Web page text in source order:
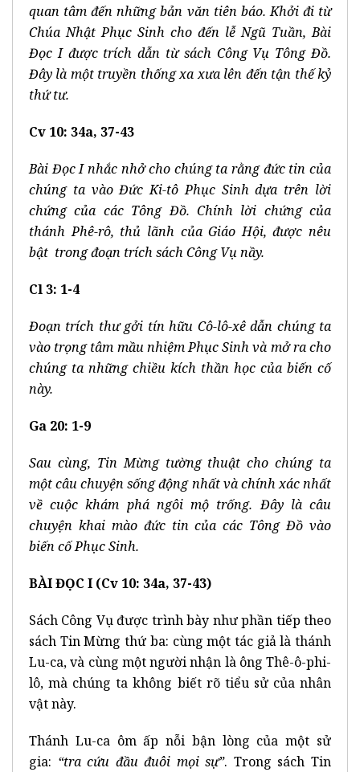
quan tâm đến những bản văn tiên báo. Khởi đi từ
Chúa Nhật Phục Sinh cho đến lễ Ngũ Tuần, Bài
Đọc I được trích dẫn từ sách Công Vụ Tông Đồ.
Đây là một truyền thống xa xưa lên đến tận thế kỷ
thứ tư.
Cv 10: 34a, 37-43
Bài Đọc I nhắc nhở cho chúng ta rằng đức tin của
chúng ta vào Đức Ki-tô Phục Sinh dựa trên lời
chứng của các Tông Đồ. Chính lời chứng của
thánh Phê-rô, thủ lãnh của Giáo Hội, được nêu
bật trong đoạn trích sách Công Vụ nầy.
Cl 3: 1-4
Đoạn trích thư gởi tín hữu Cô-lô-xê dẫn chúng ta
vào trọng tâm mầu nhiệm Phục Sinh và mở ra cho
chúng ta những chiều kích thần học của biến cố
này.
Ga 20: 1-9
Sau cùng, Tin Mừng tường thuật cho chúng ta
một câu chuyện sống động nhất và chính xác nhất
về cuộc khám phá ngôi mộ trống. Đây là câu
chuyện khai mào đức tin của các Tông Đồ vào
biến cố Phục Sinh.
BÀI ĐỌC I (Cv 10: 34a, 37-43)
Sách Công Vụ được trình bày như phần tiếp theo
sách Tin Mừng thứ ba: cùng một tác giả là thánh
Lu-ca, và cùng một người nhận là ông Thê-ô-phi-
lô, mà chúng ta không biết rõ tiểu sử của nhân
vật này.
Thánh Lu-ca ôm ấp nỗi bận lòng của một sử
gia: “tra cứu đầu đuôi mọi sự”. Trong sách Tin